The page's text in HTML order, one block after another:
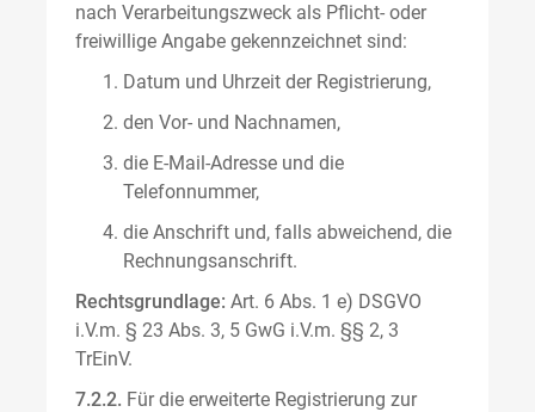
nach Verarbeitungszweck als Pflicht- oder
freiwillige Angabe gekennzeichnet sind:
Datum und Uhrzeit der Registrierung,
den Vor- und Nachnamen,
die E-Mail-Adresse und die
Telefonnummer,
die Anschrift und, falls abweichend, die
Rechnungsanschrift.
Rechtsgrundlage: Art. 6 Abs. 1 e) DSGVO
i.V.m. § 23 Abs. 3, 5 GwG i.V.m. §§ 2, 3
TrEinV.
7.2.2. Für die erweiterte Registrierung zur